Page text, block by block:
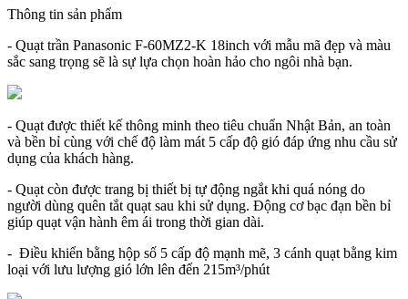
Thông tin sản phẩm
- Quạt trần Panasonic F-60MZ2-K 18inch với mẫu mã đẹp và màu
sắc sang trọng sẽ là sự lựa chọn hoàn hảo cho ngôi nhà bạn.
- Quạt được thiết kế thông minh theo tiêu chuẩn Nhật Bản, an toàn
và bền bỉ cùng với chế độ làm mát 5 cấp độ gió đáp ứng nhu cầu sử
dụng của khách hàng.
- Quạt còn được trang bị thiết bị tự động ngắt khi quá nóng do
người dùng quên tắt quạt sau khi sử dụng. Động cơ bạc đạn bền bỉ
giúp quạt vận hành êm ái trong thời gian dài.
- Điều khiển bằng hộp số 5 cấp độ mạnh mẽ, 3 cánh quạt bằng kim
loại với lưu lượng gió lớn lên đến 215m³/phút